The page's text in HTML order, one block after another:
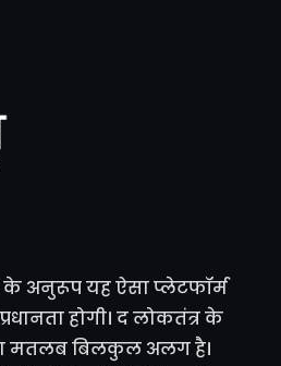
अनुरूप यह ऐसा प्लेटफॉर्म
होगी। द लोकतंत्र के
का मतलब बिलकुल अलग है।